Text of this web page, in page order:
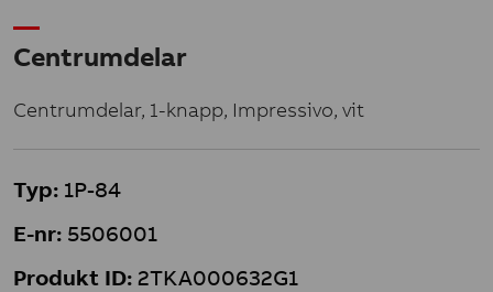
Centrumdelar
Centrumdelar, 1-knapp, Impressivo, vit
Typ: 1P-84
E-nr: 5506001
Produkt ID: 2TKA000632G1